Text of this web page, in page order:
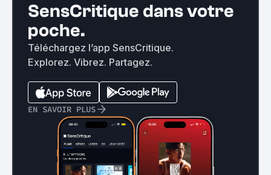
SensCritique dans votre
poche.
Téléchargez l’app SensCritique.
Explorez. Vibrez. Partagez.
EN SAVOIR PLUS